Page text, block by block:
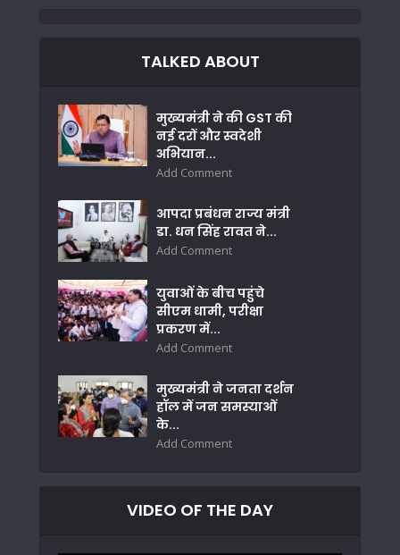
TALKED ABOUT
मुख्यमंत्री ने की GST की
नई दरों और स्वदेशी
अभियान...
Add Comment
आपदा प्रबंधन राज्य मंत्री
डा. धन सिंह रावत ने...
Add Comment
युवाओं के बीच पहुंचे
सीएम धामी, परीक्षा
प्रकरण में...
Add Comment
मुख्यमंत्री ने जनता दर्शन
हॉल में जन समस्याओं
के...
Add Comment
VIDEO OF THE DAY